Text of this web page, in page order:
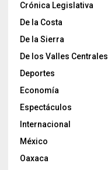
Crónica Legislativa
De la Costa
De la Sierra
De los Valles Centrales
Deportes
Economía
Espectáculos
Internacional
México
Oaxaca